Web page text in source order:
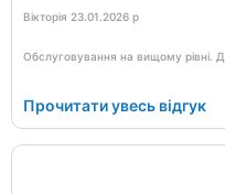
Вікторія 23.01.2026 р
Обслуговування на вищому рівні.
Прочитати увесь відгук